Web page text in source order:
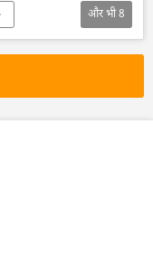
और भी8